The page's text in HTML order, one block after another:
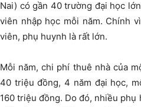
Nai) có gần 40 trường đại học
viên nhập học mỗi năm. Chính
viên, phụ huynh là rất lớn.
Mỗi năm, chi phí thuê nhà của
40 triệu đồng, 4 năm đại học,
160 triệu đồng. Do đó, nhiều